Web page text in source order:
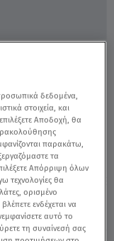
δεδομένα,
στοιχεία, και
Αποδοχή, θα
παρακάτω,
τα
Απόρριψη όλων
τεχνολογίες θα
ορισμένο
ενδέχεται να
αυτό το
τη συναίνεσή σας